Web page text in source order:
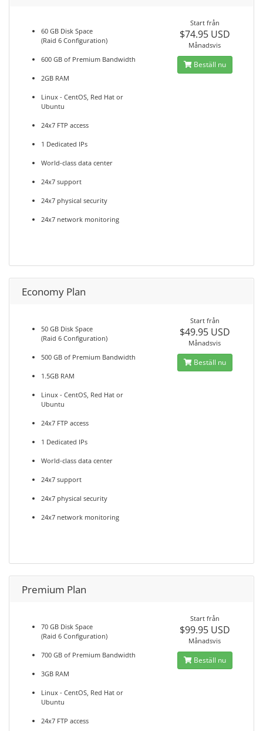
60 GB Disk Space
(Raid 6 Configuration)
600 GB of Premium Bandwidth
2GB RAM
Linux - CentOS, Red Hat or
Ubuntu
24x7 FTP access
1 Dedicated IPs
World-class data center
24x7 support
24x7 physical security
24x7 network monitoring
Start från
$74.95 USD
Månadsvis
Beställ nu
Economy Plan
50 GB Disk Space
(Raid 6 Configuration)
500 GB of Premium Bandwidth
1.5GB RAM
Linux - CentOS, Red Hat or
Ubuntu
24x7 FTP access
1 Dedicated IPs
World-class data center
24x7 support
24x7 physical security
24x7 network monitoring
Start från
$49.95 USD
Månadsvis
Beställ nu
Premium Plan
70 GB Disk Space
(Raid 6 Configuration)
700 GB of Premium Bandwidth
3GB RAM
Linux - CentOS, Red Hat or
Ubuntu
24x7 FTP access
Start från
$99.95 USD
Månadsvis
Beställ nu